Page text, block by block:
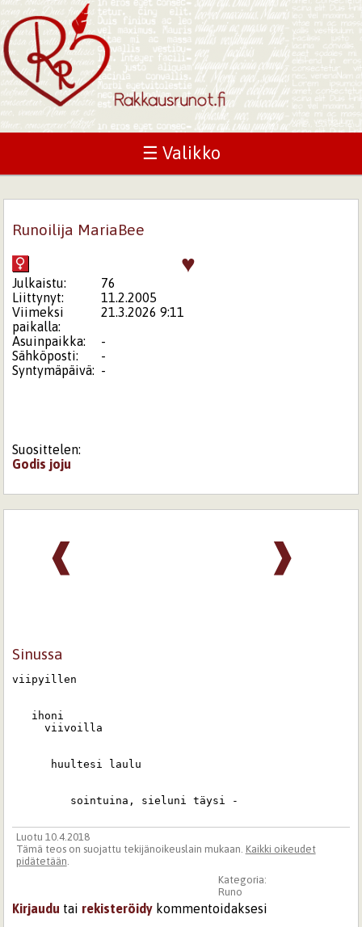
☰ Valikko
Runoilija MariaBee
♥
Julkaistu:
76
Liittynyt:
11.2.2005
Viimeksi
paikalla:
21.3.2026 9:11
Asuinpaikka:
-
Sähköposti:
-
Syntymäpäivä: -
Suosittelen:
Godis joju
❱
❰
Sinussa
viipyillen
   ihoni
     viivoilla
huultesi laulu
         sointuina, sieluni täysi -
Luotu 10.4.2018
Tämä teos on suojattu tekijänoikeuslain mukaan. Kaikki oikeudet
pidätetään
Kategoria:
Runo
Kirjaudu tai rekisteröidy kommentoidaksesi